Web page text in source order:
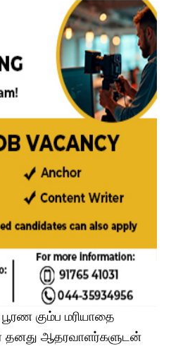
கும்ப மரியாதை
தனது ஆதரவாளர்களுடன்